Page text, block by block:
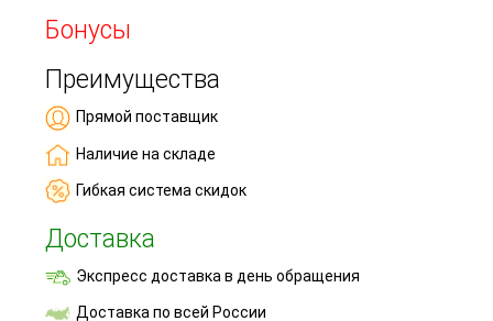
Бонусы
Преимущества
Прямой поставщик
Наличие на складе
Гибкая система скидок
Доставка
Экспресс доставка в день обращения
Доставка по всей России